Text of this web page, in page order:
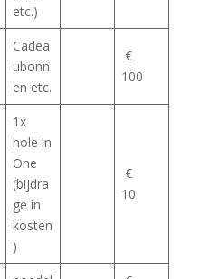
etc.)
Cadea
ubonn
en etc.
€
100
1x
hole in
One
(bijdra
ge in
kosten
)
€
10